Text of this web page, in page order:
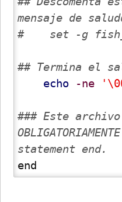
mensaje de
#    set -g
## Termina el
echo
-ne
### Este
statement end.
end